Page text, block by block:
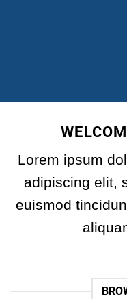
Lorem ipsum
adipiscing elit,
euismod